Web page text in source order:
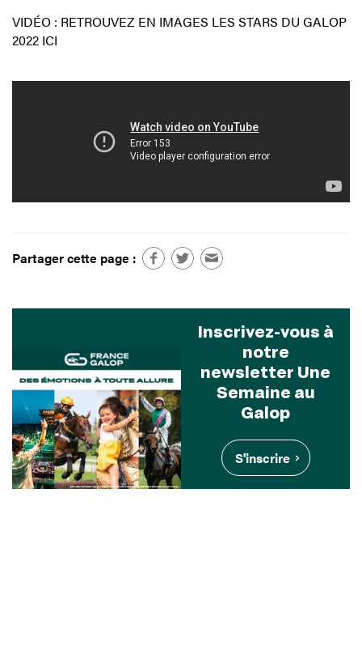
VIDÉO : RETROUVEZ EN IMAGES LES STARS DU GALOP
2022 ICI
Partager cette page :
Inscrivez-vous à
notre
newsletter Une
Semaine au
Galop
S'inscrire